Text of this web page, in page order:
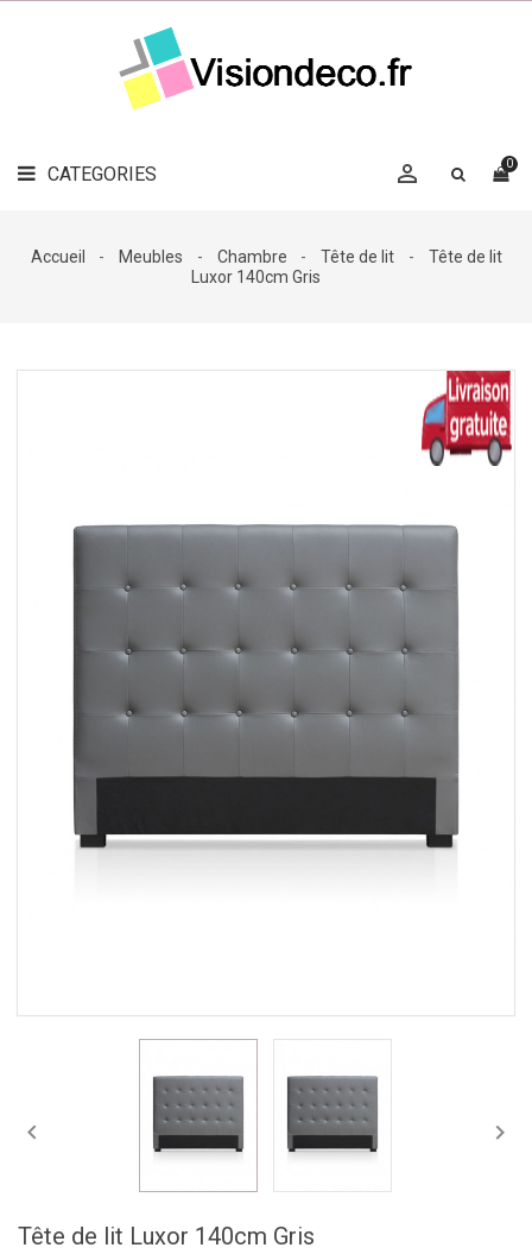
CATEGORIES 0

LE
MAG
DÉCO

DÉCO
Accueil Meubles Chambre Tête de lit
Tête de lit
Luxor 140cm Gris
 
Tête de lit Luxor 140cm Gris